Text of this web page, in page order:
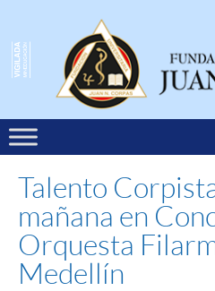
Talento
mañana en
Orquesta
Medellín